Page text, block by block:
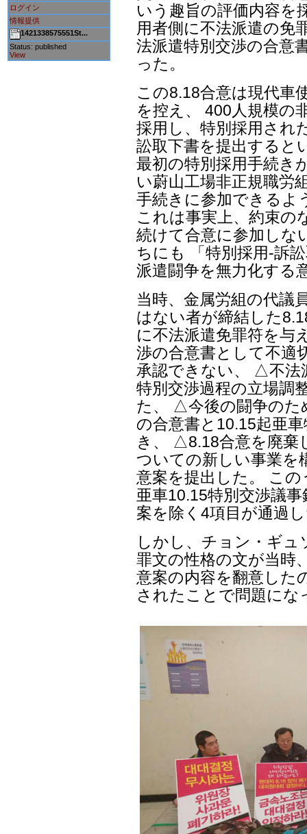
ログイン
情報提供
1421338575551St...
Status: published
View
いう趣旨の評価内容を
用者側に不法派遣の免
法派遣特別交渉の合意
った。
この8.18合意は現代車
を控え、 400人規模の
採用し、特別採用され
訟取下書を提出すると
最初の特別採用手続き
い蔚山工場非正規職労
手続きに参加できるよ
これは事実上、約束の
続けて合意に参加しな
ちにも 「特別採用-訴
派遣闘争を無力化する
当時、金属労組の代議
はない者が締結した
に不法派遣免罪符を与
渉の合意書として不適
承認できない、 △不法
特別交渉過程の立場調
た、 △今後の闘争のた
の合意書と10.15起亜
き、 △8.18合意を廃棄
ついての新しい事業を
意案を提出した。 こ
亜車10.15特別交渉議
案を除く4項目が通過
しかし、チョン・ギュ
罪文の性格の文が当時
意案の内容を翻意した
されたことで問題にな